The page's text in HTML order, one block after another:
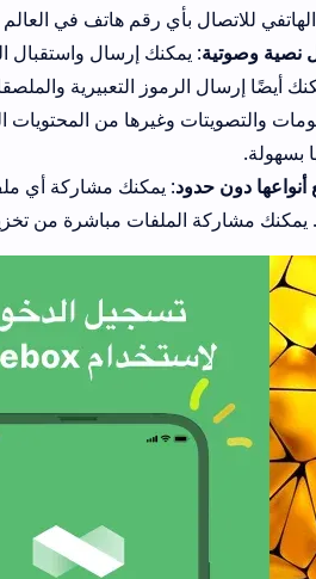
رقم هاتف في العالم بأسعار منخفضة.
إرسال واستقبال الرسائل النصية
التعبيرية والملصقات والصور
من المحتويات الممتعة. كما
يمكنك مشاركة أي ملف تريده مع أي
مباشرة من تخزينك السحاب.